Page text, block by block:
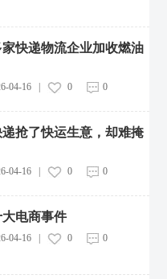
快递物流企业加收燃油
04-16| 0 0
抢了快运生意，却难掩
04-16| 0 0
电商事件
04-16| 0 0